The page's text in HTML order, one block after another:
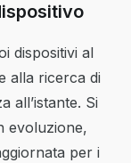
dispositivi al
alla ricerca di
all’istante. Si
evoluzione,
per i